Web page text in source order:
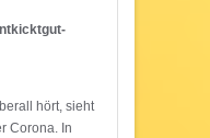
hört, sieht
Corona. In